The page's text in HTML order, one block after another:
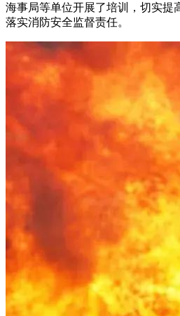
海事局等单位开展了培训，切实提
落实消防安全监督责任。